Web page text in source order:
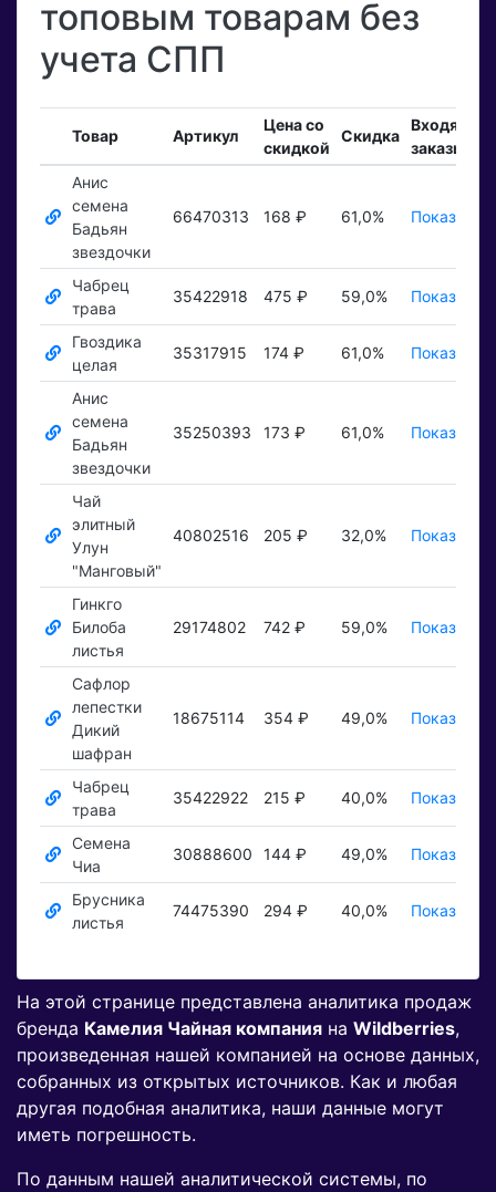
топовым товарам без
учета СПП
Товар Артикул
Цена со
скидкой
Скидка
Входящие
заказы
Анис
семена
Бадьян
звездочки
66470313 168 ₽ 61,0% Показать ₽
Чабрец
трава
35422918 475 ₽ 59,0% Показать ₽
Гвоздика
целая
35317915 174 ₽ 61,0% Показать ₽
Анис
семена
Бадьян
звездочки
35250393 173 ₽ 61,0% Показать ₽
Чай
элитный
Улун
"Манговый"
40802516 205 ₽ 32,0% Показать ₽
Гинкго
Билоба
листья
29174802 742 ₽ 59,0% Показать ₽
Сафлор
лепестки
Дикий
шафран
18675114 354 ₽ 49,0% Показать ₽
Чабрец
трава
35422922 215 ₽ 40,0% Показать ₽
Семена
Чиа
30888600 144 ₽ 49,0% Показать ₽
Брусника
листья
74475390 294 ₽ 40,0% Показать ₽
На этой странице представлена аналитика продаж
бренда Камелия Чайная компания на Wildberries,
произведенная нашей компанией на основе данных,
собранных из открытых источников. Как и любая
другая подобная аналитика, наши данные могут
иметь погрешность.
По данным нашей аналитической системы, по